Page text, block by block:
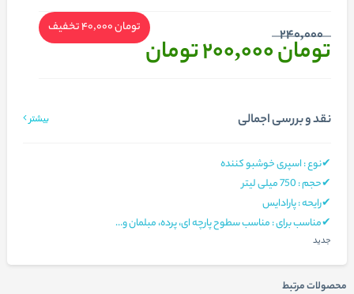
240,000
تومان 200,000 تومان
تومان 40,000 تخفیف
نقد و بررسی اجمالی بیشتر
✔نوع : اسپری خوشبو کننده
✔حجم : 750 میلی لیتر
✔رایحه : پارادایس
✔مناسب برای : مناسب سطوح پارچه‌ ای، پرده، مبلمان و…
جدید
محصولات مرتبط